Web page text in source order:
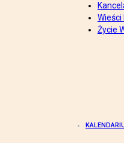
Wieści
Życie